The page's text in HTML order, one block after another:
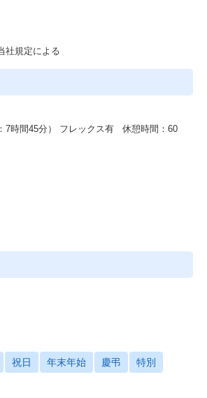
社規定による
7時間45分） フレックス有 休憩時間：60
祝日 年末年始 慶弔 特別